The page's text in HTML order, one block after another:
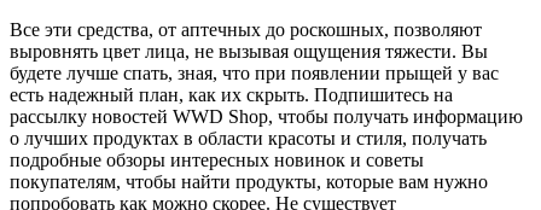
Все эти средства, от аптечных до роскошных, позволяют
выровнять цвет лица, не вызывая ощущения тяжести. Вы
будете лучше спать, зная, что при появлении прыщей у вас
есть надежный план, как их скрыть. Подпишитесь на
рассылку новостей WWD Shop, чтобы получать информацию
о лучших продуктах в области красоты и стиля, получать
подробные обзоры интересных новинок и советы
покупателям, чтобы найти продукты, которые вам нужно
попробовать как можно скорее. Не существует